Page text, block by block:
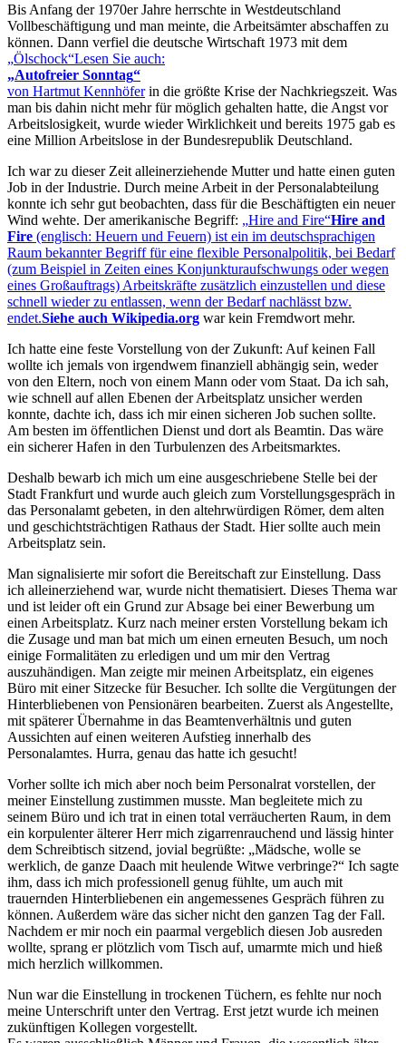
Bis Anfang der 1970er Jahre herrschte in Westdeutschland
Vollbeschäftigung und man meinte, die Arbeitsämter abschaffen zu
können. Dann verfiel die deutsche Wirtschaft 1973 mit dem
Ölschock Lesen Sie auch:
Autofreier Sonntag
von Hartmut Kennhöferin die größte Krise der Nachkriegszeit. Was
man bis dahin nicht mehr für möglich gehalten hatte, die Angst vor
Arbeitslosigkeit, wurde wieder Wirklichkeit und bereits 1975 gab es
eine Million Arbeitslose in der Bundesrepublik Deutschland.
Ich war zu dieser Zeit alleinerziehende Mutter und hatte einen guten
Job in der Industrie. Durch meine Arbeit in der Personalabteilung
konnte ich sehr gut beobachten, dass für die Beschäftigten ein neuer
Wind wehte. Der amerikanische Begriff:
Hire and Fire Hire and
Fire (englisch: Heuern und Feuern) ist ein im deutschsprachigen
Raum bekannter Begriff für eine flexible Personalpolitik, bei Bedarf
(zum Beispiel in Zeiten eines Konjunkturaufschwungs oder wegen
eines Großauftrags) Arbeitskräfte zusätzlich einzustellen und diese
schnell wieder zu entlassen, wenn der Bedarf nachlässt bzw.
endet.Siehe auch Wikipedia.org war kein Fremdwort mehr.
Ich hatte eine feste Vorstellung von der Zukunft: Auf keinen Fall
wollte ich jemals von irgendwem finanziell abhängig sein, weder
von den Eltern, noch von einem Mann oder vom Staat. Da ich sah,
wie schnell auf allen Ebenen der Arbeitsplatz unsicher werden
konnte, dachte ich, dass ich mir einen sicheren Job suchen sollte.
Am besten im öffentlichen Dienst und dort als Beamtin. Das wäre
ein sicherer Hafen in den Turbulenzen des Arbeitsmarktes.
Deshalb bewarb ich mich um eine ausgeschriebene Stelle bei der
Stadt Frankfurt und wurde auch gleich zum Vorstellungsgespräch in
das Personalamt gebeten, in den altehrwürdigen Römer, dem alten
und geschichtsträchtigen Rathaus der Stadt. Hier sollte auch mein
Arbeitsplatz sein.
Man signalisierte mir sofort die Bereitschaft zur Einstellung. Dass
ich alleinerziehend war, wurde nicht thematisiert. Dieses Thema war
und ist leider oft ein Grund zur Absage bei einer Bewerbung um
einen Arbeitsplatz. Kurz nach meiner ersten Vorstellung bekam ich
die Zusage und man bat mich um einen erneuten Besuch, um noch
einige Formalitäten zu erledigen und um mir den Vertrag
auszuhändigen. Man zeigte mir meinen Arbeitsplatz, ein eigenes
Büro mit einer Sitzecke für Besucher. Ich sollte die Vergütungen der
Hinterbliebenen von Pensionären bearbeiten. Zuerst als Angestellte,
mit späterer Übernahme in das Beamtenverhältnis und guten
Aussichten auf einen weiteren Aufstieg innerhalb des
Personalamtes. Hurra, genau das hatte ich gesucht!
Vorher sollte ich mich aber noch beim Personalrat vorstellen, der
meiner Einstellung zustimmen musste. Man begleitete mich zu
seinem Büro und ich trat in einen total verräucherten Raum, in dem
ein korpulenter älterer Herr mich zigarrenrauchend und lässig hinter
dem Schreibtisch sitzend, jovial begrüßte:
Mädsche, wolle se
werklich, de ganze Daach mit heulende Witwe verbringe?
Ich sagte
ihm, dass ich mich professionell genug fühlte, um auch mit
trauernden Hinterbliebenen ein angemessenes Gespräch führen zu
können. Außerdem wäre das sicher nicht den ganzen Tag der Fall.
Nachdem er mir noch ein paarmal vergeblich diesen Job ausreden
wollte, sprang er plötzlich vom Tisch auf, umarmte mich und hieß
mich herzlich willkommen.
Nun war die Einstellung in trockenen Tüchern, es fehlte nur noch
meine Unterschrift unter den Vertrag. Erst jetzt wurde ich meinen
zukünftigen Kollegen vorgestellt.